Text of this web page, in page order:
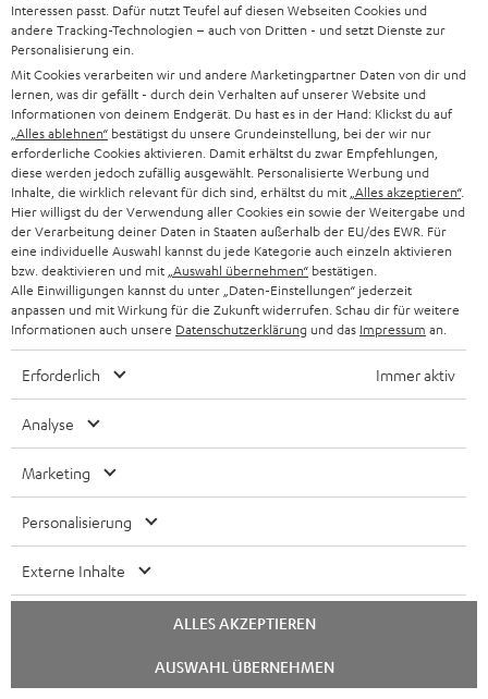
Häufige Fragen
Kontakt
Rückgabe / Rücktritt
Sendungsverfolgung
Store Finder
Erlebe unsere Produkte hautnah und lass dich persönlich
im Store beraten.
BIS ZU
€ 45
RABATT
w
Wähle deinen Gutschein!
€ 45 als Dankeschön.
Interessen passt. Dafür nutzt Teufel auf diesen Webseiten Cookies und
andere Tracking-Technologien – auch von Dritten - und setzt Dienste zur
Personalisierung ein.
Mit Cookies verarbeiten wir und andere Marketingpartner Daten von dir und
lernen, was dir gefällt - durch dein Verhalten auf unserer Website und
Informationen von deinem Endgerät. Du hast es in der Hand: Klickst du auf
„Alles ablehnen“ bestätigst du unsere Grundeinstellung, bei der wir nur
erforderliche Cookies aktivieren. Damit erhältst du zwar Empfehlungen,
diese werden jedoch zufällig ausgewählt. Personalisierte Werbung und
Inhalte, die wirklich relevant für dich sind, erhältst du mit „Alles akzeptieren“.
Hier willigst du der Verwendung aller Cookies ein sowie der Weitergabe und
der Verarbeitung deiner Daten in Staaten außerhalb der EU/des EWR. Für
eine individuelle Auswahl kannst du jede Kategorie auch einzeln aktivieren
bzw. deaktivieren und mit „Auswahl übernehmen“ bestätigen.
Alle Einwilligungen kannst du unter „Daten-Einstellungen“ jederzeit
anpassen und mit Wirkung für die Zukunft widerrufen. Schau dir für weitere
Informationen auch unsere Datenschutzerklärung und das Impressum an.
Erforderlich Immer aktiv
Analyse
Marketing
Personalisierung
Externe Inhalte
ALLES AKZEPTIEREN
AUSWAHL ÜBERNEHMEN